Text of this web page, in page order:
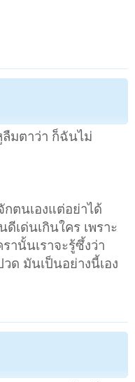
ลืมตาว่า ก็ฉันไม่
กตนเองแต่อย่าได้
เด่นเกินใคร เพราะ
รานั้นเราจะรู้ซึ้งว่า
ด มันเป็นอย่างนี้เอง